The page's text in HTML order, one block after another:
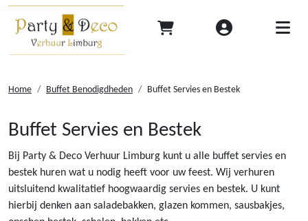
Home Buffet Benodigdheden Buffet Servies en Bestek
Buffet Servies en Bestek
Bij Party & Deco Verhuur Limburg kunt u alle buffet servies en
bestek huren wat u nodig heeft voor uw feest. Wij verhuren
uitsluitend kwalitatief hoogwaardig servies en bestek. U kunt
hierbij denken aan saladebakken, glazen kommen, sausbakjes,